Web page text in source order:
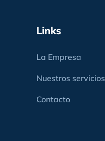
Links
La Empresa
Nuestros servicios
Contacto